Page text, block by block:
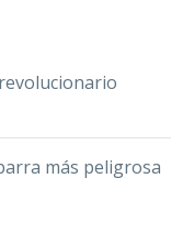
más peligrosa